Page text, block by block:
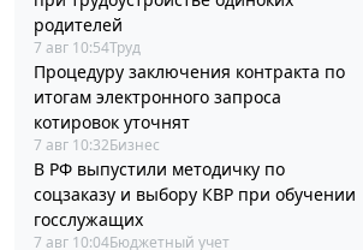
родителей
7 авг 10:54Труд
Процедуру заключения контракта по
итогам электронного запроса
котировок уточнят
7 авг 10:32Бизнес
В РФ выпустили методичку по
соцзаказу и выбору КВР при обучении
госслужащих
7 авг 10:04Бюджетный учет